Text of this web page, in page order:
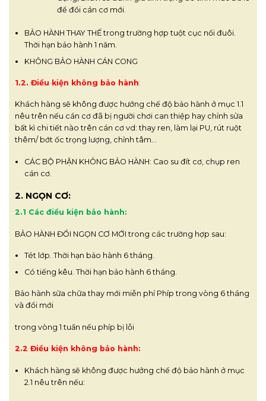
để đổi cán cơ mới.
BẢO HÀNH THAY THẾ trong trường hợp tuột cục nối đuôi.
Thời hạn bảo hành 1 năm.
KHÔNG BẢO HÀNH CÁN CONG
1.2. Điều kiện không bảo hành:
Khách hàng sẽ không được hưởng chế độ bảo hành ở mục 1.1
nêu trên nếu cán cơ đã bị người chơi can thiệp hay chỉnh sửa
bất kì chi tiết nào trên cán cơ vd: thay ren, làm lại PU, rút ruột
thêm/ bớt ốc trọng lượng, chỉnh tâm…
CÁC BỘ PHẬN KHÔNG BẢO HÀNH: Cao su đít cơ, chụp ren
cán cơ.
2. NGỌN CƠ:
2.1 Các điều kiện bảo hành:
BẢO HÀNH ĐỔI NGỌN CƠ MỚI trong các trường hợp sau:
Tét lớp. Thời hạn bảo hành 6 tháng.
Có tiếng kêu. Thời hạn bảo hành 6 tháng.
Bảo hành sữa chữa thay mới miễn phí Phíp trong vòng 6 tháng
và đổi mới
trong vòng 1 tuần nếu phíp bị lỗi
2.2 Điều kiện không bảo hành:
Khách hàng sẽ không được hưởng chế độ bảo hành ở mục
2.1 nêu trên nếu: